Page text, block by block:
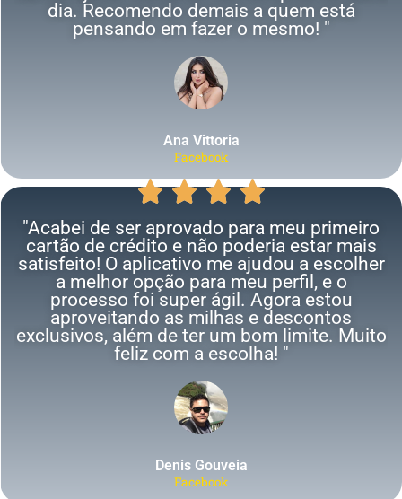
dia. Recomendo demais a quem está
pensando em fazer o mesmo! "
Ana Vittoria
Facebook
"Acabei de ser aprovado para meu primeiro
cartão de crédito e não poderia estar mais
satisfeito! O aplicativo me ajudou a escolher
a melhor opção para meu perfil, e o
processo foi super ágil. Agora estou
aproveitando as milhas e descontos
exclusivos, além de ter um bom limite. Muito
feliz com a escolha! "
Denis Gouveia
Facebook